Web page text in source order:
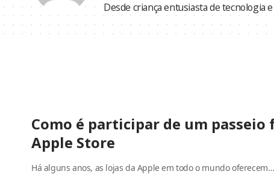
Desde criança entusiasta de tecnologia
Como é participar de um
Apple Store
Há alguns anos, as lojas da Apple em todo o mundo oferecem…